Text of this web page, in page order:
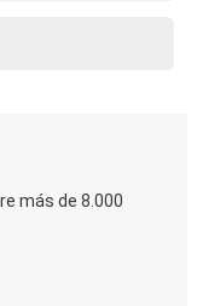
más de 8.000